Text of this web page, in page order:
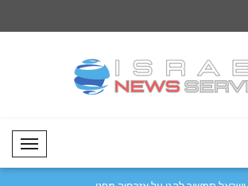
Mobil Menü